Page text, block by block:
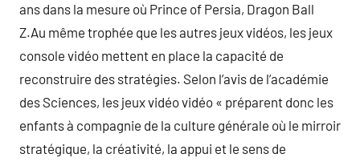
ans dans la mesure où Prince of Persia, Dragon Ball
Z.Au même trophée que les autres jeux vidéos, les jeux
console vidéo mettent en place la capacité de
reconstruire des stratégies. Selon l’avis de l’académie
des Sciences, les jeux vidéo vidéo « préparent donc les
enfants à compagnie de la culture générale où le mirroir
stratégique, la créativité, la appui et le sens de